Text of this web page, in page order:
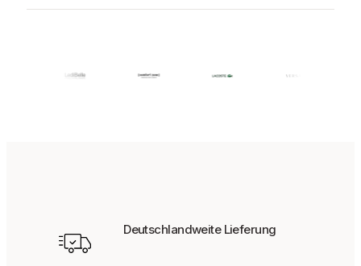
Deutschlandweite Lieferung